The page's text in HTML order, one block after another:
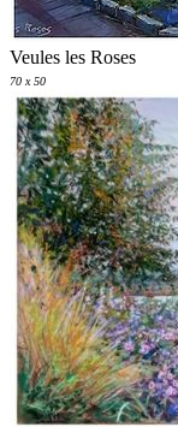
Veules les Roses
70 x 50